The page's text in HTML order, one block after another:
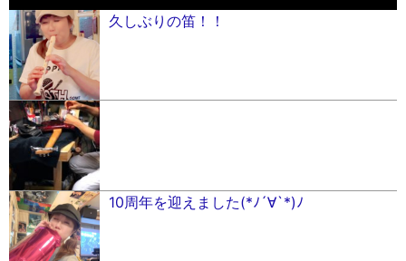
久しぶりの笛！！
10周年を迎えました(*ﾉ´∀`*)ﾉ